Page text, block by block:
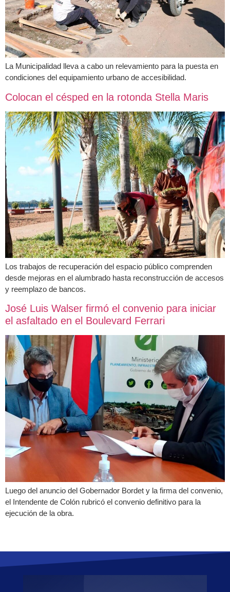
La Municipalidad lleva a cabo un relevamiento para la puesta en
condiciones del equipamiento urbano de accesibilidad.
Colocan el césped en la rotonda Stella Maris
Los trabajos de recuperación del espacio público comprenden
desde mejoras en el alumbrado hasta reconstrucción de accesos
y reemplazo de bancos.
José Luis Walser firmó el convenio para iniciar
el asfaltado en el Boulevard Ferrari
Luego del anuncio del Gobernador Bordet y la firma del convenio,
el Intendente de Colón rubricó el convenio definitivo para la
ejecución de la obra.